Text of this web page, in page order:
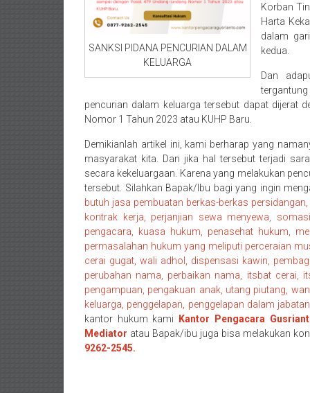
Aceh/
Damasyaraya/
Solok/
Selatan/Padang
Padang
Utara/
Kota
Padang/
Sumatera
Barat/
Pariaman/
Bukittinggi/
Padang
panjang/
Kayutanam/
Baso/
Payakumbung/
Tanjung
pati/
SANKSI PIDANA PENCURIAN DALAM
KELUARGA
Korban
Harta
dalam
kedua.
Dan
pencurian dalam keluarga tersebut dapat dijerat
Nomor 1 Tahun 2023 atau KUHP Baru.
Demikianlah artikel ini, kami berharap yang
masyarakat kita. Dan jika hal tersebut terjadi
secara kekeluargaan. Karena yang melakukan
tersebut. Silahkan Bapak/Ibu bagi yang ingin
butuh jasa pembuatan berkas-berkas
kontrak kerja, perjanjian sewa menyewa,
pengacara, kuasa hukum, penasehat hukum,
permasalahan hukum yang meliputi perceraian
cerai gugat, wali adhol, dispensasi kawin,
perubahan nama, perbaikan nama, itsbat cerai,
pengampuan, pengakuan anak, utang piutang,
keluarga, penggelapan, penggelapan dalam
kantor hukum kami
Kantor Pengacara
Mediator atau Bapak/ibu juga bisa melakukan
9262-2545.